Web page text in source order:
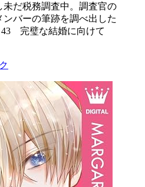
だ税務調査中。調査官の
バーの筆跡を調べ出した
完璧な結婚に向けて